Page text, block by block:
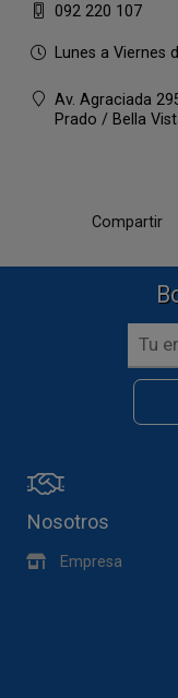
092 220 107
Lunes a Viernes
Av. Agraciada
Prado / Bella
Compartir
Nosotros
Empresa